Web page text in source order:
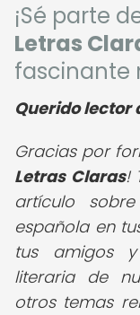
¡Sé parte
Letras
fascinante
Querido lector
Gracias por
Letras Claras!
artículo
española en
tus amigos
literaria de
otros temas